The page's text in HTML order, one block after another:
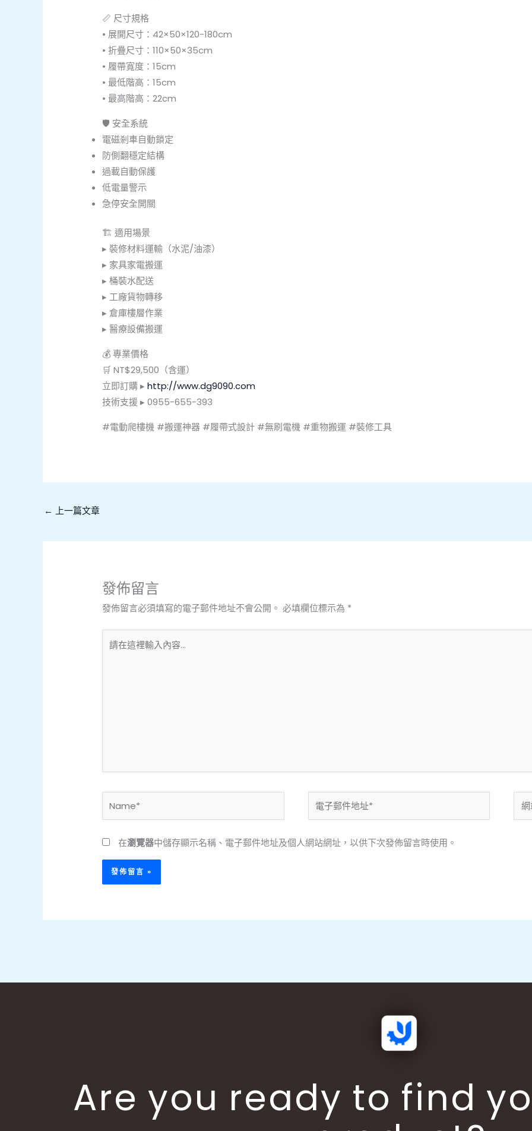
📏 尺寸規格
• 展開尺寸：42×50×120-180cm
• 折疊尺寸：110×50×35cm
• 履帶寬度：15cm
• 最低階高：15cm
• 最高階高：22cm
🛡️ 安全系統
電磁剎車自動鎖定
防側翻穩定結構
過載自動保護
低電量警示
急停安全開關
🏗️ 適用場景
▸ 裝修材料運輸（水泥/油漆）
▸ 家具家電搬運
▸ 桶裝水配送
▸ 工廠貨物轉移
▸ 倉庫樓層作業
▸ 醫療設備搬運
💰 專業價格
🛒 NT$29,500（含運）
立即訂購 ▸http://www.dg9090.com
技術支援 ▸ 0955-655-393
#電動爬樓機 #搬運神器 #履帶式設計 #無刷電機 #重物搬運 #裝修工具
← 上一篇文章
發佈留言
發佈留言必須填寫的電子郵件地址不會公開。 必填欄位標示為 *
在
件
在瀏覽器中儲存顯示名稱、電子郵件地址及個人網站網址，以供下次發佈留言時使用。
Are you ready to find